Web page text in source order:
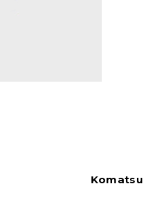
Komatsu